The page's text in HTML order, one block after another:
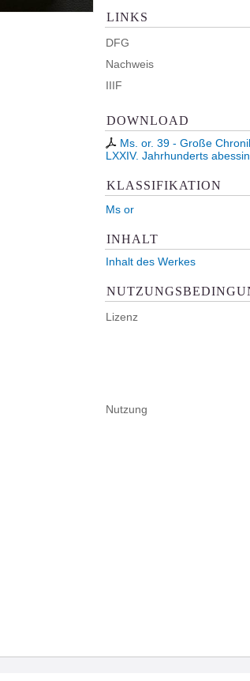
LINKS
DFG
Nachweis
IIIF
DOWNLOAD
Ms. or. 39 - Große
LXXIV. Jahrhunderts
KLASSIFIKATION
Ms or
INHALT
Inhalt des Werkes
Lizenz
Nutzung